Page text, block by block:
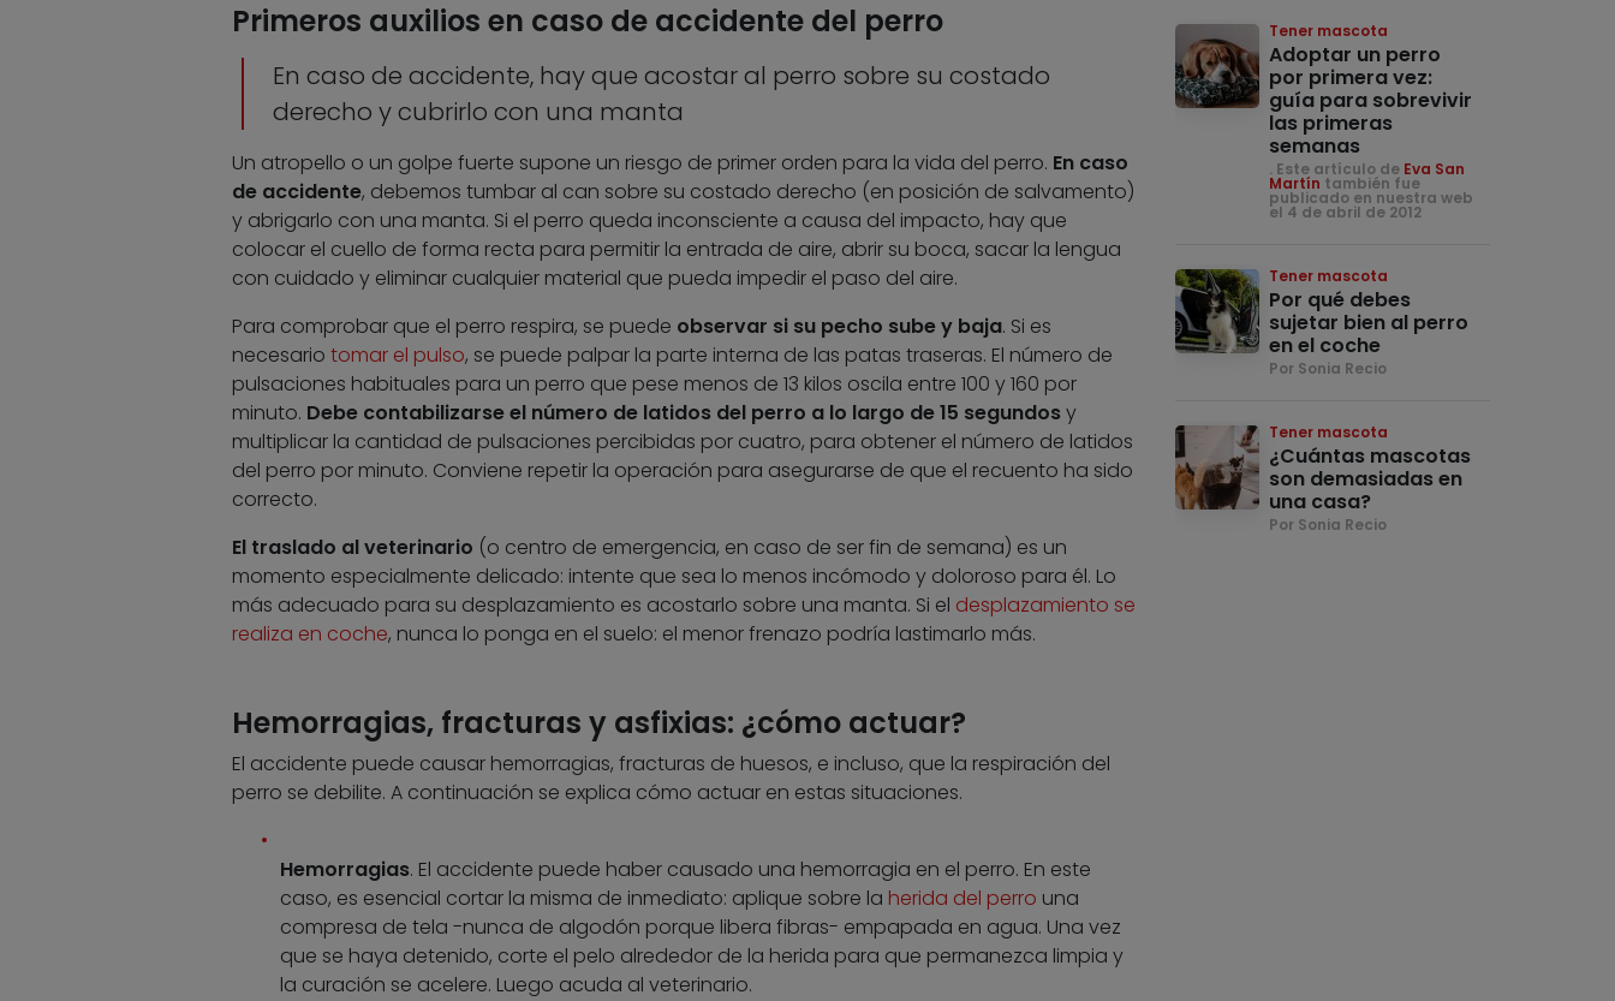
Primeros auxilios en caso de accidente del perro
En caso de accidente, hay que acostar al perro sobre su costado
derecho y cubrirlo con una manta
Un atropello o un golpe fuerte supone un riesgo de primer orden para la vida del perro. En caso
de accidente, debemos tumbar al can sobre su costado derecho (en posición de salvamento)
y abrigarlo con una manta. Si el perro queda inconsciente a causa del impacto, hay que
colocar el cuello de forma recta para permitir la entrada de aire, abrir su boca, sacar la lengua
con cuidado y eliminar cualquier material que pueda impedir el paso del aire.
Para comprobar que el perro respira, se puede observar si su pecho sube y baja. Si es
necesario tomar el pulso, se puede palpar la parte interna de las patas traseras. El número de
pulsaciones habituales para un perro que pese menos de 13 kilos oscila entre 100 y 160 por
minuto. Debe contabilizarse el número de latidos del perro a lo largo de 15 segundosy
multiplicar la cantidad de pulsaciones percibidas por cuatro, para obtener el número de latidos
del perro por minuto. Conviene repetir la operación para asegurarse de que el recuento ha sido
correcto.
El traslado al veterinario (o centro de emergencia, en caso de ser fin de semana) es un
momento especialmente delicado: intente que sea lo menos incómodo y doloroso para él. Lo
más adecuado para su desplazamiento es acostarlo sobre una manta. Si el desplazamiento se
realiza en coche, nunca lo ponga en el suelo: el menor frenazo podría lastimarlo más.
Hemorragias, fracturas y asfixias: ¿cómo actuar?
El accidente puede causar hemorragias, fracturas de huesos, e incluso, que la respiración del
perro se debilite. A continuación se explica cómo actuar en estas situaciones.
Hemorragias. El accidente puede haber causado una hemorragia en el perro. En este
caso, es esencial cortar la misma de inmediato: aplique sobre la herida del perro una
compresa de tela -nunca de algodón porque libera fibras- empapada en agua. Una vez
que se haya detenido, corte el pelo alrededor de la herida para que permanezca limpia y
la curación se acelere. Luego acuda al veterinario.
Tener mascota
Adoptar un perro
por primera vez:
guía para sobrevivir
las primeras
semanas
. Este artículo de Eva San
Martín también fue
publicado en nuestra web
el 4 de abril de 2012
Tener mascota
Por qué debes
sujetar bien al perro
en el coche
Por Sonia Recio
Tener mascota
¿Cuántas mascotas
son demasiadas en
una casa?
Por Sonia Recio